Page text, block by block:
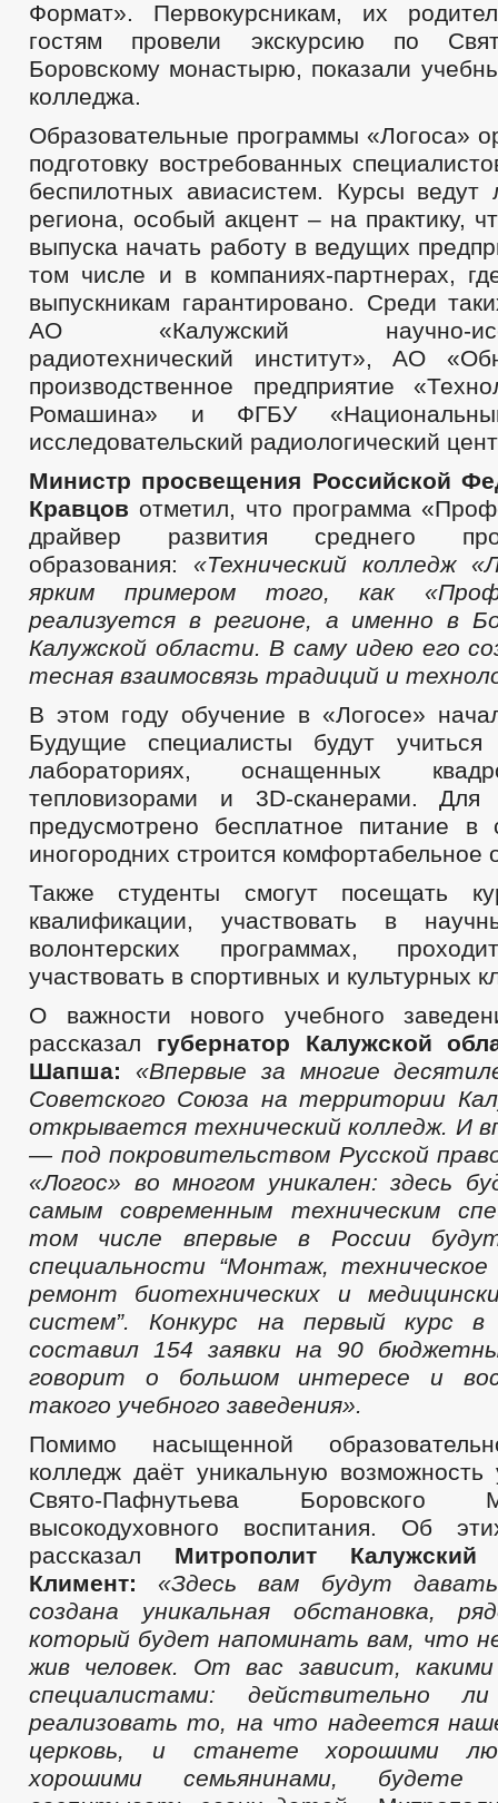
Формат». Первокурсникам, их
гостям провели экскурсию по
Боровскому монастырю, показали
колледжа.
Образовательные программы «Логоса»
подготовку востребованных
беспилотных авиасистем. Курсы ведут
региона, особый акцент – на практику,
выпуска начать работу в ведущих
том числе и в компаниях-партнерах,
выпускникам гарантировано. Среди
АО «Калужский научно-
радиотехнический институт», АО
производственное предприятие
Ромашина» и ФГБУ
исследовательский радиологический
Министр просвещения Российской
Кравцов отметил, что программа
драйвер развития среднего
образования: «Технический колледж
ярким примером того, как «
реализуется в регионе, а именно в
Калужской области. В саму идею его
тесная взаимосвязь традиций и
В этом году обучение в «Логосе»
Будущие специалисты будут
лабораториях, оснащенных
тепловизорами и 3D-сканерами. Для
предусмотрено бесплатное питание в
иногородних строится комфортабельное
Также студенты смогут посещать
квалификации, участвовать в
волонтерских программах,
участвовать в спортивных и культурных
О важности нового учебного
рассказал губернатор Калужской
Шапша: «Впервые за многие
Советского Союза на территории
открывается технический колледж. И
— под покровительством Русской
«Логос» во многом уникален: здесь
самым современным техническим
том числе впервые в России
специальности “Монтаж, техническое
ремонт биотехнических и
систем”. Конкурс на первый курс в
составил 154 заявки на 90
говорит о большом интересе и
такого учебного заведения».
Помимо насыщенной
колледж даёт уникальную возможность
Свято-Пафнутьева
высокодуховного воспитания. Об
рассказал Митрополит
Климент:
«Здесь вам будут
создана уникальная обстановка,
который будет напоминать вам, что
жив человек. От вас зависит,
специалистами: действительно
реализовать то, на что надеется
церковь, и станете хорошими
хорошими семьянинами,